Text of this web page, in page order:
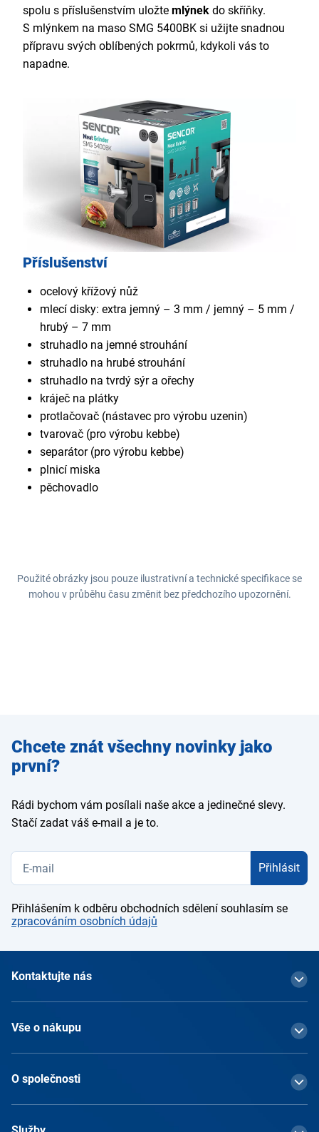
spolu s příslušenstvím uložte mlýnek do skříňky.
S mlýnkem na maso SMG 5400BK si užijte snadnou
přípravu svých oblíbených pokrmů, kdykoli vás to
napadne.
Příslušenství
ocelový křížový nůž
mlecí disky: extra jemný – 3 mm / jemný – 5 mm /
hrubý – 7 mm
struhadlo na jemné strouhání
struhadlo na hrubé strouhání
struhadlo na tvrdý sýr a ořechy
kráječ na plátky
protlačovač (nástavec pro výrobu uzenin)
tvarovač (pro výrobu kebbe)
separátor (pro výrobu kebbe)
plnicí miska
pěchovadlo
Použité obrázky jsou pouze ilustrativní a technické specifikace se
mohou v průběhu času změnit bez předchozího upozornění.
Zadejte
e-mail
Chcete znát všechny novinky jako
první?
Rádi bychom vám posílali naše akce a jedinečné slevy.
Stačí zadat váš e-mail a je to.
Přihlásit
Přihlášením k odběru obchodních sdělení souhlasím se
zpracováním osobních údajů
Kontaktujte nás
Vše o nákupu
O společnosti